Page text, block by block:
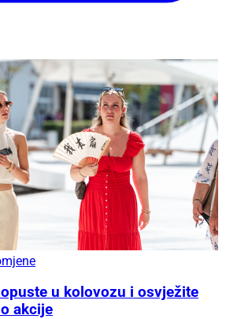
u kolovozu i osvježite
akcije